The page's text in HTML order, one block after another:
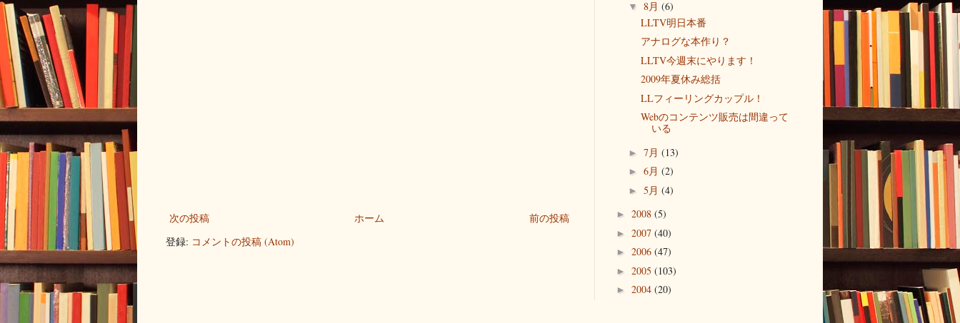
次の投稿 前の投稿
ホーム
登録: コメントの投稿 (Atom)
▼ 8月 (6)
LLTV明日本番
アナログな本作り？
LLTV今週末にやります！
2009年夏休み総括
LLフィーリングカップル！
Webのコンテンツ販売は間違って
いる
► 7月 (13)
► 6月 (2)
► 5月 (4)
► 2008 (5)
► 2007 (40)
► 2006 (47)
► 2005 (103)
► 2004 (20)